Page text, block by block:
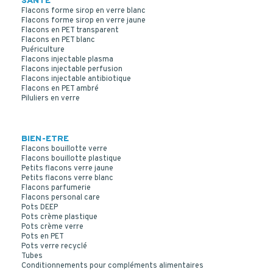
Flacons forme sirop en verre blanc
Flacons forme sirop en verre jaune
Flacons en PET transparent
Flacons en PET blanc
Puériculture
Flacons injectable plasma
Flacons injectable perfusion
Flacons injectable antibiotique
Flacons en PET ambré
Piluliers en verre
BIEN-ETRE
Flacons bouillotte verre
Flacons bouillotte plastique
Petits flacons verre jaune
Petits flacons verre blanc
Flacons parfumerie
Flacons personal care
Pots DEEP
Pots crème plastique
Pots crème verre
Pots en PET
Pots verre recyclé
Tubes
Conditionnements pour compléments alimentaires